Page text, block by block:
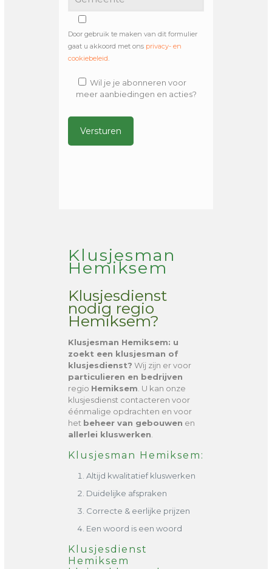
Door gebruik te maken van dit formulier
gaat u akkoord met ons privacy- en
cookiebeleid.
Wil je je abonneren voor
meer aanbiedingen en acties?
Klusjesman
Hemiksem
Klusjesdienst
nodig regio
Hemiksem?
Klusjesman Hemiksem: u
zoekt een klusjesman of
klusjesdienst? Wij zijn er voor
particulieren en bedrijven
regio Hemiksem . U kan onze
klusjesdienst contacteren voor
éénmalige opdrachten en voor
het beheer van gebouwen en
allerlei kluswerken
Klusjesman Hemiksem:
Altijd kwalitatief kluswerken
Duidelijke afspraken
Correcte & eerlijke prijzen
Een woord is een woord
Klusjesdienst
Hemiksem